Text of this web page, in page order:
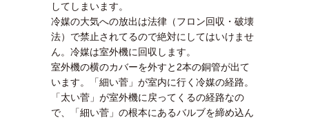
してしまいます。
冷媒の大気への放出は法律（フロン回収・破壊
法）で禁止されてるので絶対にしてはいけませ
ん。冷媒は室外機に回収します。
室外機の横のカバーを外すと2本の銅管が出て
います。「細い菅」が室内に行く冷媒の経路。
「太い菅」が室外機に戻ってくるの経路なの
で、「細い菅」の根本にあるバルブを締め込ん